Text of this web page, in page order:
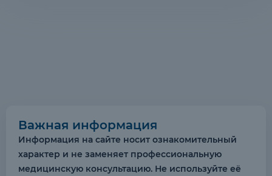
Важная информация
Информация на сайте носит ознакомительный
характер и не заменяет профессиональную
медицинскую консультацию. Не используйте её